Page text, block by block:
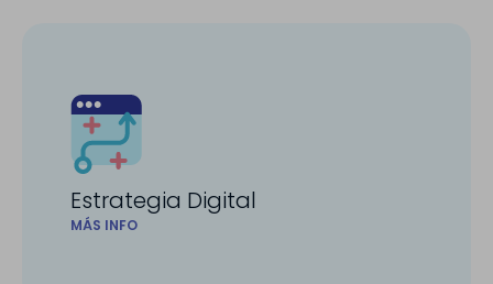
Estrategia Digital
MÁS INFO